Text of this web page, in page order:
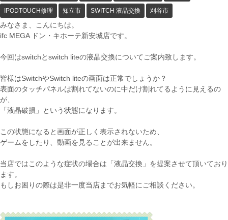
IPODTOUCH修理 知立市 SWITCH 液晶交換 刈谷市
みなさま、こんにちは。
ifc MEGA ドン・キホーテ新安城店です。
今回はswitchとswitch liteの液晶交換についてご案内致します。
皆様はSwitchやSwitch liteの画面は正常でしょうか？
表面のタッチパネルは割れてないのに中だけ割れてるように見えるの
が、
「液晶破損」という状態になります。
この状態になると画面が正しく表示されないため、
ゲームをしたり、動画を見ることが出来ません。
当店ではこのような症状の場合は「液晶交換」を提案させて頂いており
ます。
もしお困りの際は是非一度当店までお気軽にご相談ください。